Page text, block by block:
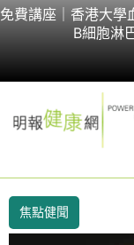
免費講座｜香港大學
B細胞淋
Skip
焦點健聞